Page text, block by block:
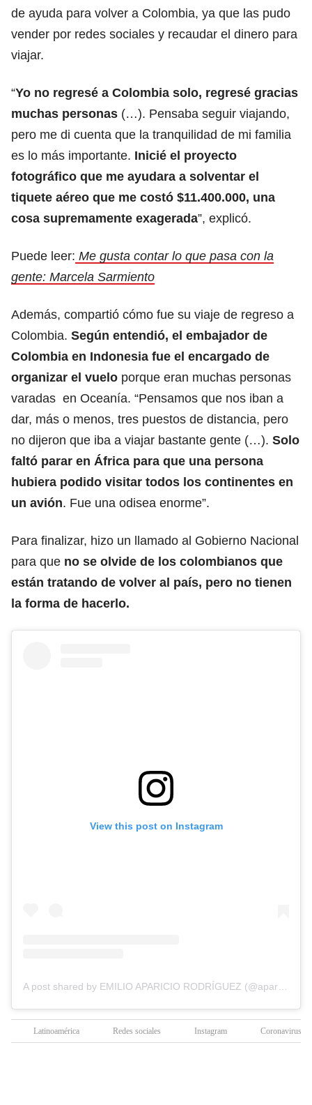
de ayuda para volver a Colombia, ya que las pudo
vender por redes sociales y recaudar el dinero para
viajar.
“Yo no regresé a Colombia solo, regresé gracias
muchas personas (…). Pensaba seguir viajando,
pero me di cuenta que la tranquilidad de mi familia
es lo más importante. Inicié el proyecto
fotográfico que me ayudara a solventar el
tiquete aéreo que me costó $11.400.000, una
cosa supremamente exagerada”, explicó.
Puede leer: Me gusta contar lo que pasa con la
gente: Marcela Sarmiento
Además, compartió cómo fue su viaje de regreso a
Colombia. Según entendió, el embajador de
Colombia en Indonesia fue el encargado de
organizar el vuelo porque eran muchas personas
varadas en Oceanía. “Pensamos que nos iban a
dar, más o menos, tres puestos de distancia, pero
no dijeron que iba a viajar bastante gente (…). Solo
faltó parar en África para que una persona
hubiera podido visitar todos los continentes en
un avión. Fue una odisea enorme”.
Para finalizar, hizo un llamado al Gobierno Nacional
para que no se olvide de los colombianos que
están tratando de volver al país, pero no tienen
la forma de hacerlo.
View this post on Instagram
Latinoamérica Redes sociales Instagram Coronavirus